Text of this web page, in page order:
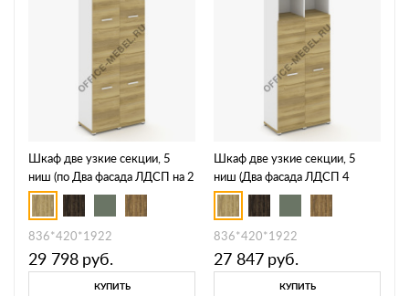
Шкаф две узкие секции, 5
ниш (по Два фасада ЛДСП на 2
и 3 ниши ) CN.STU-525 A
836*420*1922
29 798 руб.
КУПИТЬ
Шкаф две узкие секции, 5
ниш (Два фасада ЛДСП 4
ниши ), CN.STU-526 A
836*420*1922
27 847 руб.
КУПИТЬ